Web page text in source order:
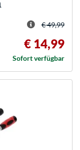
€ 49,99
€ 14,99
Sofort verfügbar